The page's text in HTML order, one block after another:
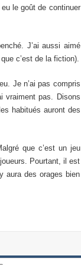
le goût de continuer
J’ai aussi aimé
c’est de la fiction).
Je n’ai pas compris
vraiment pas. Disons
habitués auront des
que c’est un jeu
Pourtant, il est
aura des orages bien